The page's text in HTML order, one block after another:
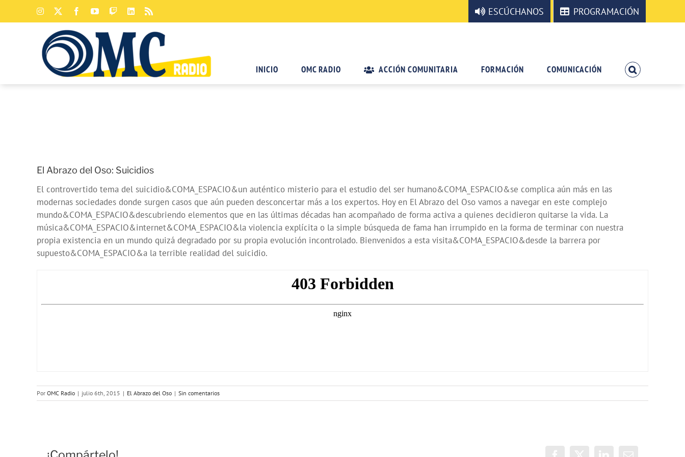
Instagram FacebookYouTube
TwitchLinkedIn ESCÚCHANOS PROGRAMACIÓN
INICIO OMC RADIO ACCIÓN COMUNITARIA FORMACIÓN COMUNICACIÓN
El Abrazo del Oso: Suicidios
El controvertido tema del suicidio&COMA_ESPACIO&un auténtico misterio para el estudio del ser humano&COMA_ESPACIO&se complica aún más en las
modernas sociedades donde surgen casos que aún pueden desconcertar más a los expertos. Hoy en El Abrazo del Oso vamos a navegar en este complejo
mundo&COMA_ESPACIO&descubriendo elementos que en las últimas décadas han acompañado de forma activa a quienes decidieron quitarse la vida. La
música&COMA_ESPACIO&internet&COMA_ESPACIO&la violencia explícita o la simple búsqueda de fama han irrumpido en la forma de terminar con nuestra
propia existencia en un mundo quizá degradado por su propia evolución incontrolado. Bienvenidos a esta visita&COMA_ESPACIO&desde la barrera por
supuesto&COMA_ESPACIO&a la terrible realidad del suicidio.
Por OMC Radio | julio 6th, 2015 | El Abrazo del Oso | Sin comentarios